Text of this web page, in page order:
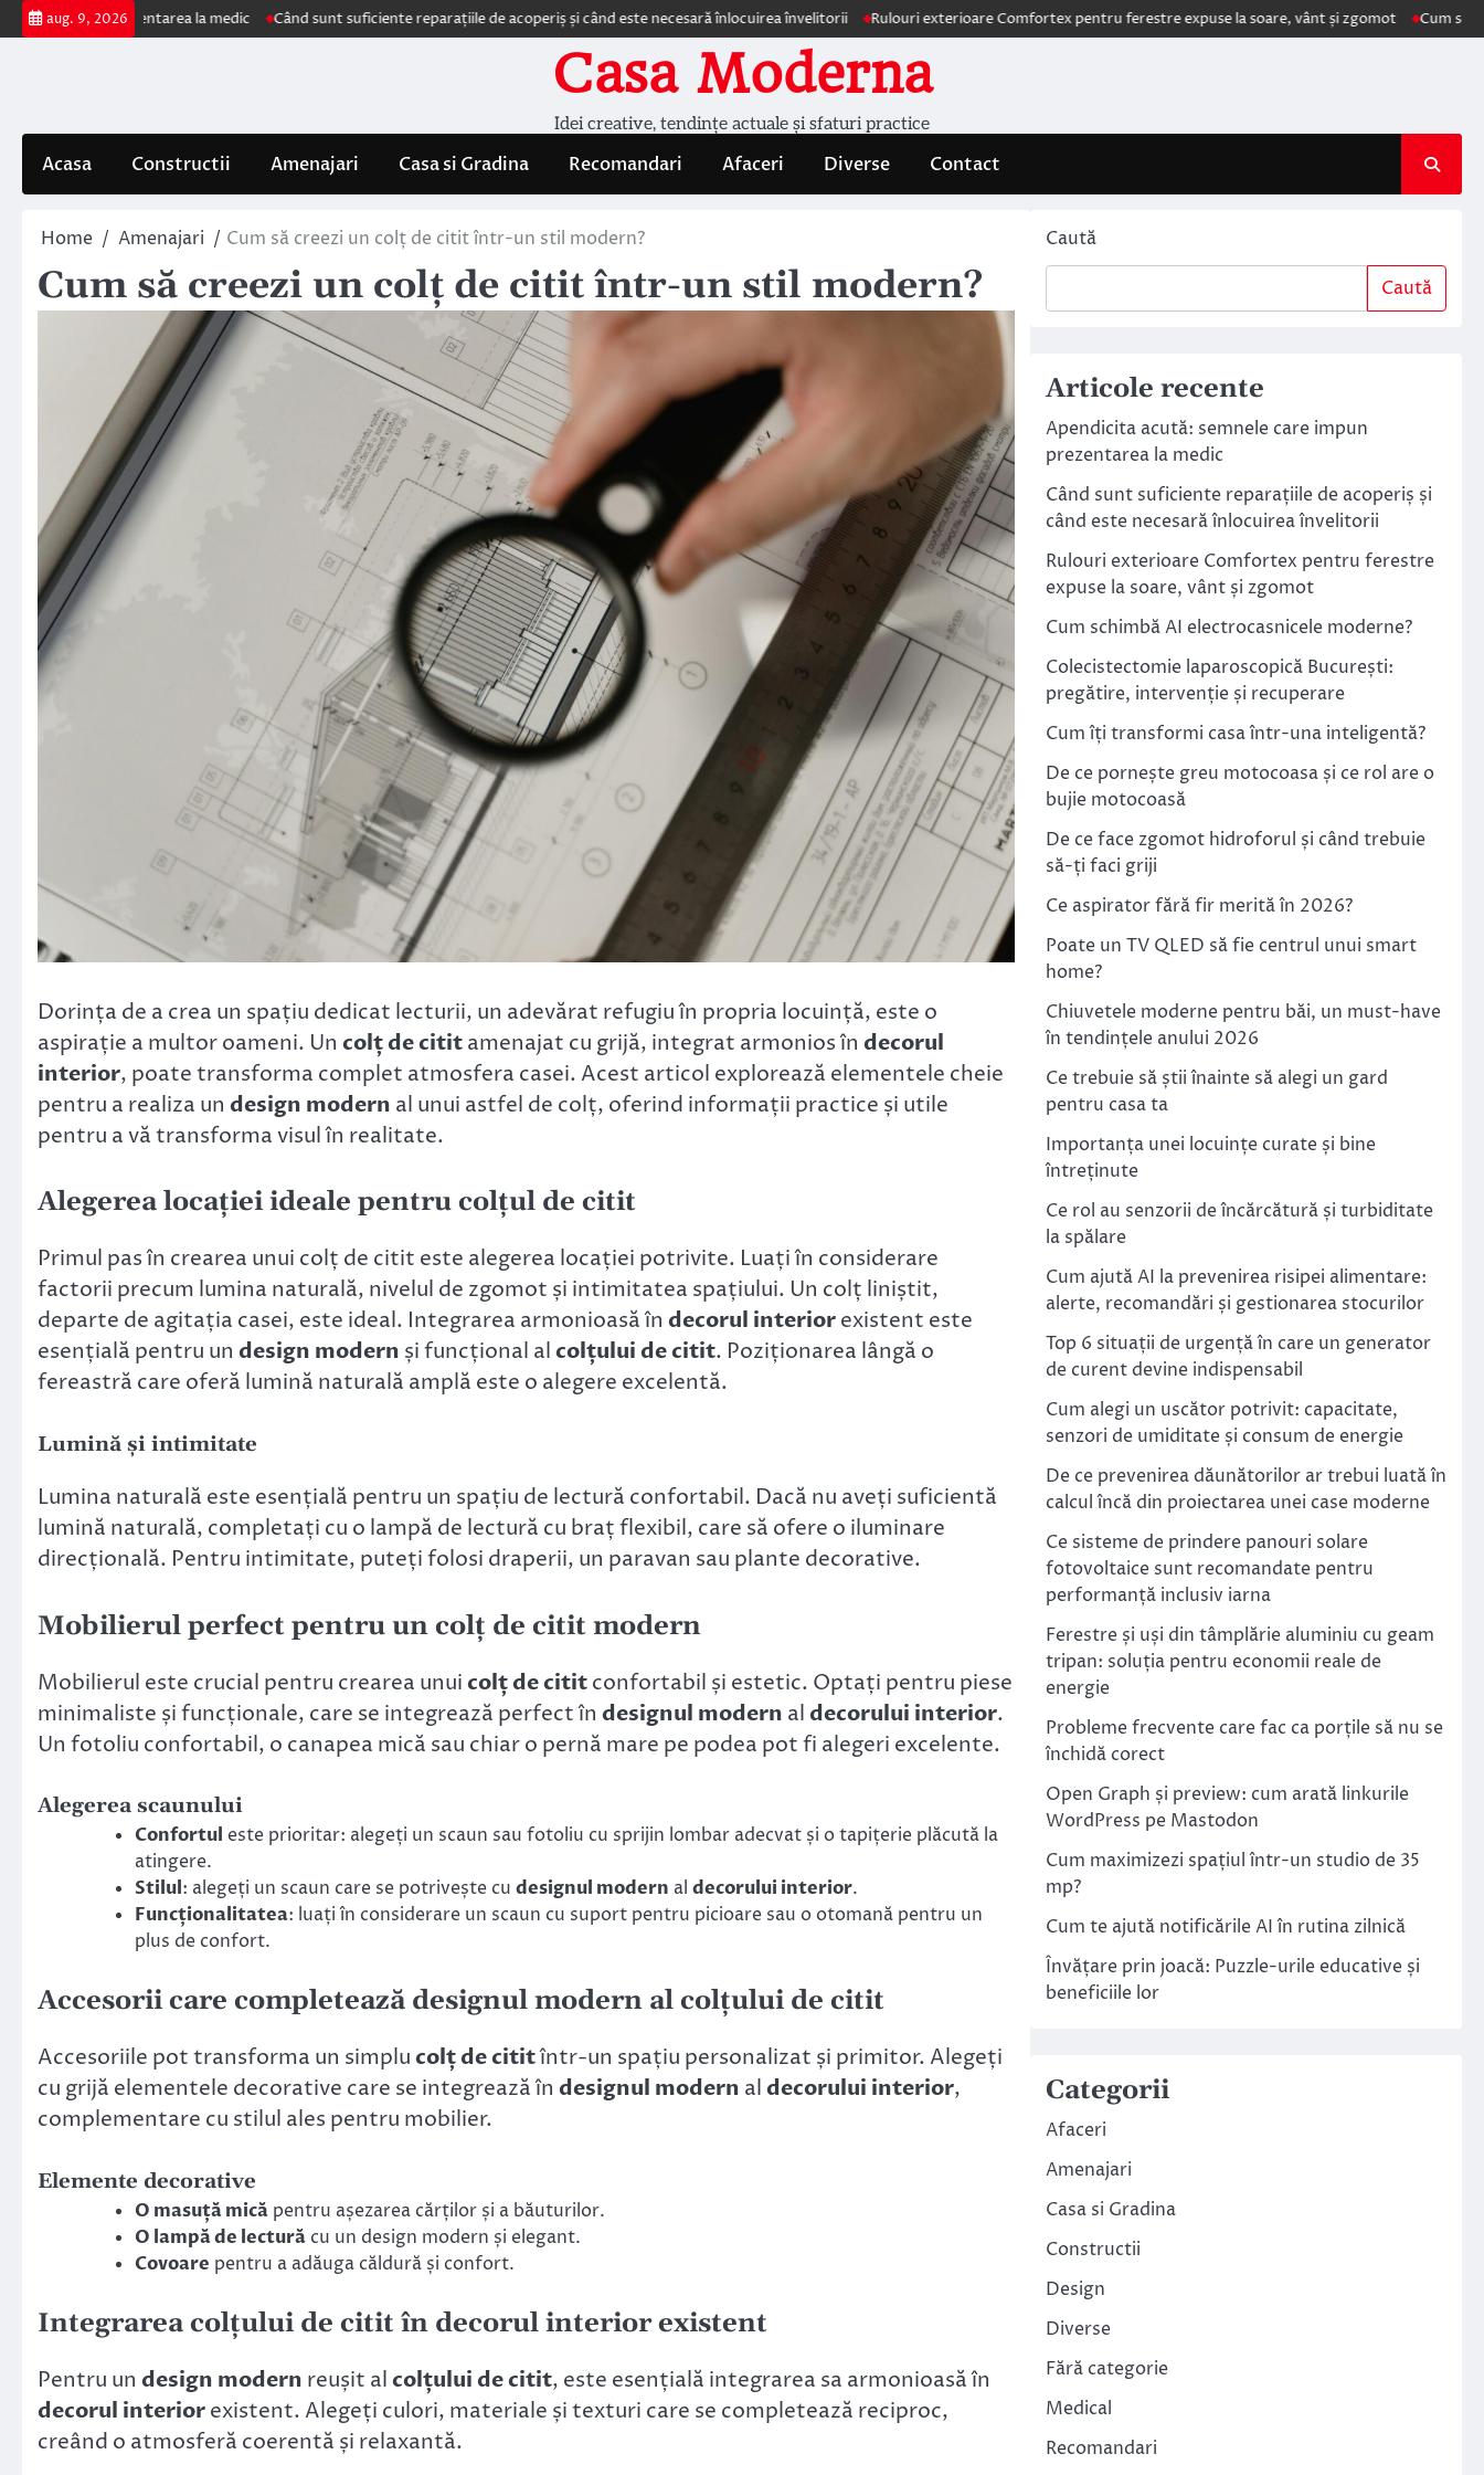
Skip
to
aug. 9, 2026
prezentarea la medic Când sunt suficiente reparațiile de acoperiș și când este necesară înlocuirea învelitorii Rulouri exterioare Comfortex pentru ferestre expuse la soare, vânt și zgomot Cum schimbă AI
Casa Moderna
Idei creative, tendințe actuale și sfaturi practice
Acasa Constructii Amenajari Casa si Gradina Recomandari Afaceri Diverse Contact
Home Amenajari Cum să creezi un colț de citit într-un stil modern?
Cum să creezi un colț de citit într-un stil modern?
Dorința de a crea un spațiu dedicat lecturii, un adevărat refugiu în propria locuință, este o
aspirație a multor oameni. Un colț de cititamenajat cu grijă, integrat armonios în decorul
interior, poate transforma complet atmosfera casei. Acest articol explorează elementele cheie
pentru a realiza un design modern al unui astfel de colț, oferind informații practice și utile
pentru a vă transforma visul în realitate.
Alegerea locației ideale pentru colțul de citit
Primul pas în crearea unui colț de citit este alegerea locației potrivite. Luați în considerare
factorii precum lumina naturală, nivelul de zgomot și intimitatea spațiului. Un colț liniștit,
departe de agitația casei, este ideal. Integrarea armonioasă în decorul interiorexistent este
esențială pentru un design modern și funcțional alcolțului de citit. Poziționarea lângă o
fereastră care oferă lumină naturală amplă este o alegere excelentă.
Lumină și intimitate
Lumina naturală este esențială pentru un spațiu de lectură confortabil. Dacă nu aveți suficientă
lumină naturală, completați cu o lampă de lectură cu braț flexibil, care să ofere o iluminare
direcțională. Pentru intimitate, puteți folosi draperii, un paravan sau plante decorative.
Mobilierul perfect pentru un colț de citit modern
Mobilierul este crucial pentru crearea unuicolț de cititconfortabil și estetic. Optați pentru piese
minimaliste și funcționale, care se integrează perfect în designul modern aldecorului interior.
Un fotoliu confortabil, o canapea mică sau chiar o pernă mare pe podea pot fi alegeri excelente.
Alegerea scaunului
Confortul este prioritar: alegeți un scaun sau fotoliu cu sprijin lombar adecvat și o tapițerie plăcută la
atingere.
Stilul: alegeți un scaun care se potrivește cu designul modern al decorului interior.
Funcționalitatea: luați în considerare un scaun cu suport pentru picioare sau o otomană pentru un
plus de confort.
Accesorii care completează designul modern al colțului de citit
Accesoriile pot transforma un simplucolț de cititîntr-un spațiu personalizat și primitor. Alegeți
cu grijă elementele decorative care se integrează în designul modern aldecorului interior,
complementare cu stilul ales pentru mobilier.
Elemente decorative
O masuță mică pentru așezarea cărților și a băuturilor.
O lampă de lectură cu un design modern și elegant.
Covoare pentru a adăuga căldură și confort.
Integrarea colțului de citit în decorul interior existent
Pentru un design modern reușit alcolțului de citit, este esențială integrarea sa armonioasă în
decorul interiorexistent. Alegeți culori, materiale și texturi care se completează reciproc,
creând o atmosferă coerentă și relaxantă.
Caută
Caută
Articole recente
Apendicita acută: semnele care impun
prezentarea la medic
Când sunt suficiente reparațiile de acoperiș și
când este necesară înlocuirea învelitorii
Rulouri exterioare Comfortex pentru ferestre
expuse la soare, vânt și zgomot
Cum schimbă AI electrocasnicele moderne?
Colecistectomie laparoscopică București:
pregătire, intervenție și recuperare
Cum îți transformi casa într-una inteligentă?
De ce pornește greu motocoasa și ce rol are o
bujie motocoasă
De ce face zgomot hidroforul și când trebuie
să-ți faci griji
Ce aspirator fără fir merită în 2026?
Poate un TV QLED să fie centrul unui smart
home?
Chiuvetele moderne pentru băi, un must-have
în tendințele anului 2026
Ce trebuie să știi înainte să alegi un gard
pentru casa ta
Importanța unei locuințe curate și bine
întreținute
Ce rol au senzorii de încărcătură și turbiditate
la spălare
Cum ajută AI la prevenirea risipei alimentare:
alerte, recomandări și gestionarea stocurilor
Top 6 situații de urgență în care un generator
de curent devine indispensabil
Cum alegi un uscător potrivit: capacitate,
senzori de umiditate și consum de energie
De ce prevenirea dăunătorilor ar trebui luată în
calcul încă din proiectarea unei case moderne
Ce sisteme de prindere panouri solare
fotovoltaice sunt recomandate pentru
performanță inclusiv iarna
Ferestre și uși din tâmplărie aluminiu cu geam
tripan: soluția pentru economii reale de
energie
Probleme frecvente care fac ca porțile să nu se
închidă corect
Open Graph și preview: cum arată linkurile
WordPress pe Mastodon
Cum maximizezi spațiul într-un studio de 35
mp?
Cum te ajută notificările AI în rutina zilnică
Învățare prin joacă: Puzzle-urile educative și
beneficiile lor
Categorii
Afaceri
Amenajari
Casa si Gradina
Constructii
Design
Diverse
Fără categorie
Medical
Recomandari